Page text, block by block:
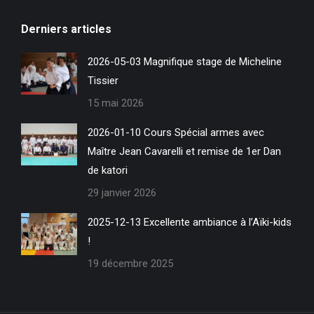
Facebook
s'ouvre
dans
une
fenêtre
Site
Web
s'ouvre
dans
nouvelle
fenêtre
Derniers articles
2026-05-03 Magnifique stage de Micheline
Tissier
15 mai 2026
2026-01-10 Cours Spécial armes avec
Maître Jean Cavarelli et remise de 1er Dan
de katori
29 janvier 2026
2025-12-13 Excellente ambiance à l’Aïki-kids
!
19 décembre 2025